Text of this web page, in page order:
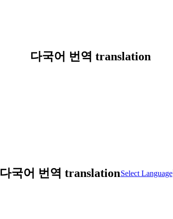
다국어 번역 translation
다국어 번역 translationSelect Language